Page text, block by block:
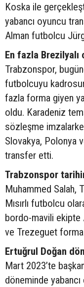
Koska ile
yabancı oyuncu
Alman futbolcu
En fazla
Trabzonspor,
futbolcuyu
fazla forma giyen
oldu. Karadeniz
sözleşme
Slovakya, Polonya
transfer etti.
Trabzonspor
Muhammed Salah,
Mısırlı futbolcu
bordo-mavili ekipte
ve Trezeguet
Ertuğrul Doğan
Mart 2023’te
döneminde